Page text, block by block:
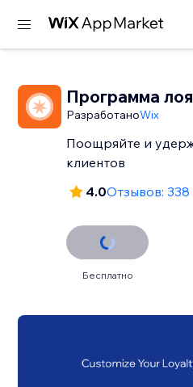
Программа
РазработаноWix
Поощряйте и
клиентов
4.0Отзывов: 338
Бесплатно